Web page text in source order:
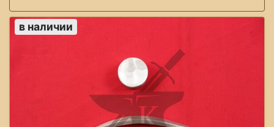
в наличии